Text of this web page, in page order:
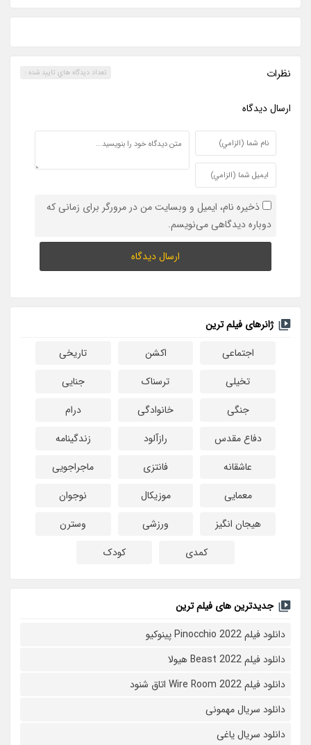
نظرات تعداد ديدگاه هاي تاييد شده :
ارسال ديدگاه
ذخیره نام، ایمیل و وبسایت من در مرورگر برای زمانی که
دوباره دیدگاهی می‌نویسم.
ژانرهای فیلم ترین
اجتماعی
اکشن
تاریخی
تخیلی
ترسناک
جنایی
جنگی
خانوادگی
درام
دفاع مقدس
رازآلود
زندگینامه
عاشقانه
فانتزی
ماجراجویی
معمایی
موزیکال
نوجوان
هیجان انگیز
ورزشی
وسترن
کمدی
کودک
جدیدترین های فیلم ترین
دانلود فیلم Pinocchio 2022 پینوکیو
دانلود فیلم Beast 2022 هیولا
دانلود فیلم Wire Room 2022 اتاق شنود
دانلود سریال مهمونی
دانلود سریال یاغی